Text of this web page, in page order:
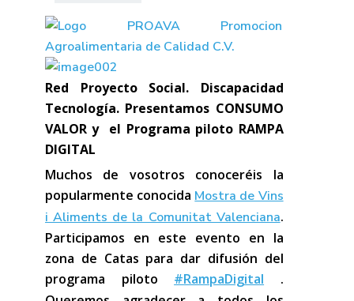
Red Proyecto Social. Discapacidad
Tecnología. Presentamos CONSUMO
VALOR y el Programa piloto RAMPA
DIGITAL
Muchos de vosotros conoceréis la
popularmente conocida Mostra de Vins
i Aliments de la Comunitat Valenciana.
Participamos en este evento en la
zona de Catas para dar difusión del
programa piloto #‎RampaDigital‬ .